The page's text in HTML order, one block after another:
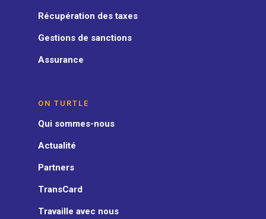
Récupération des taxes
Gestions de sanctions
Assurance
ON TURTLE
Qui sommes-nous
Actualité
Partners
TransCard
Travaille avec nous